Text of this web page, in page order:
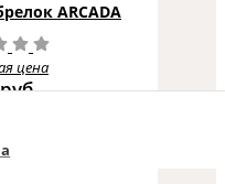
ARCADA
цена